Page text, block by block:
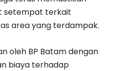
setempat terkait
area yang terdampak.
oleh BP Batam dengan
biaya terhadap